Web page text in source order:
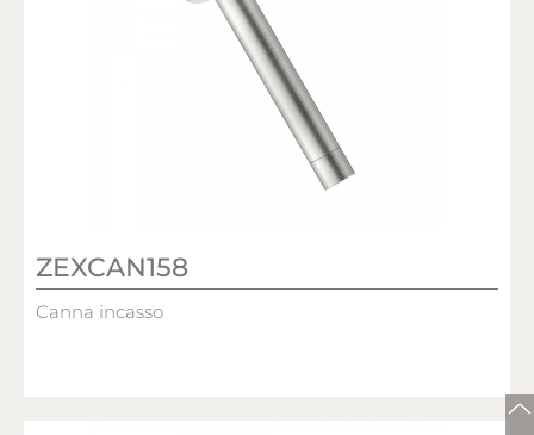
ZEXCAN158
Canna incasso